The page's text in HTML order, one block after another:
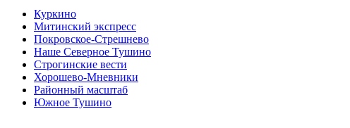
Куркино
Митинский экспресс
Покровское-Стрешнево
Наше Северное Тушино
Строгинские вести
Хорошево-Мневники
Районный масштаб
Южное Тушино